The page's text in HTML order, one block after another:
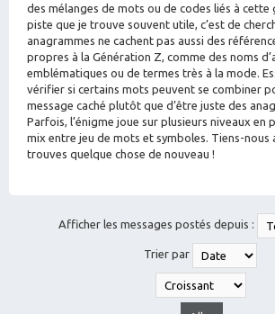
des mélanges de mots ou de codes liés à cette
piste que je trouve souvent utile, c’est de
anagrammes ne cachent pas aussi des
propres à la Génération Z, comme des noms
emblématiques ou de termes très à la mode.
vérifier si certains mots peuvent se combiner
message caché plutôt que d’être juste des
Parfois, l’énigme joue sur plusieurs niveaux en
mix entre jeu de mots et symboles. Tiens-nous
trouves quelque chose de nouveau !
Afficher les messages postés depuis :
Trier par